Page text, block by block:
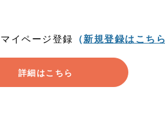
マイページ登録 （新規登録はこちら
詳細はこちら